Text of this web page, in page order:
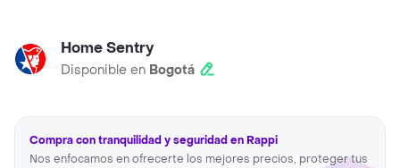
Home Sentry
Disponible en Bogotá
Compra con tranquilidad y seguridad en Rappi
Nos enfocamos en ofrecerte los mejores precios, proteger tus